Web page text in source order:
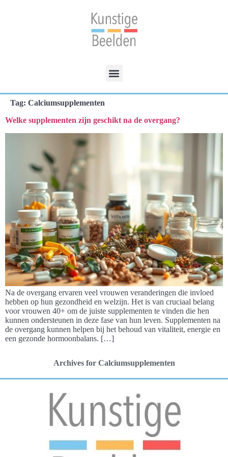
Tag: Calciumsupplementen
Welke supplementen zijn geschikt na de overgang?
Na de overgang ervaren veel vrouwen veranderingen die invloed
hebben op hun gezondheid en welzijn. Het is van cruciaal belang
voor vrouwen 40+ om de juiste supplementen te vinden die hen
kunnen ondersteunen in deze fase van hun leven. Supplementen na
de overgang kunnen helpen bij het behoud van vitaliteit, energie en
een gezonde hormoonbalans. […]
Archives for Calciumsupplementen